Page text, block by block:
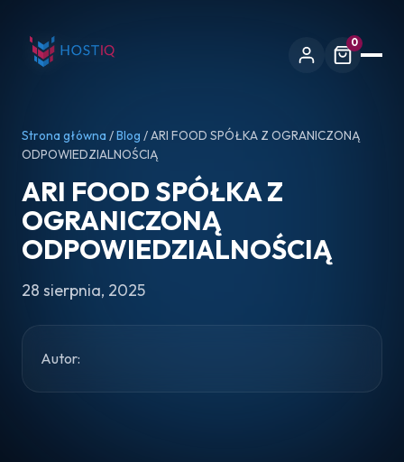
0
Strona główna /Blog / ARI FOOD SPÓŁKA Z OGRANICZONĄ
ODPOWIEDZIALNOŚCIĄ
ARI FOOD SPÓŁKA Z
OGRANICZONĄ
ODPOWIEDZIALNOŚCIĄ
28 sierpnia, 2025
Autor: